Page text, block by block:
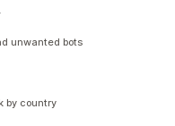
unwanted bots
by country